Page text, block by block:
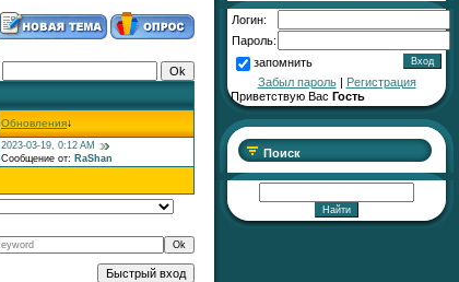
Обновления↓
2023-03-19, 0:12 AM
Сообщение от: RaShan
Логин:
Пароль:
запомнить
Забыл пароль| Регистрация
Приветствую Вас Гость
Поиск